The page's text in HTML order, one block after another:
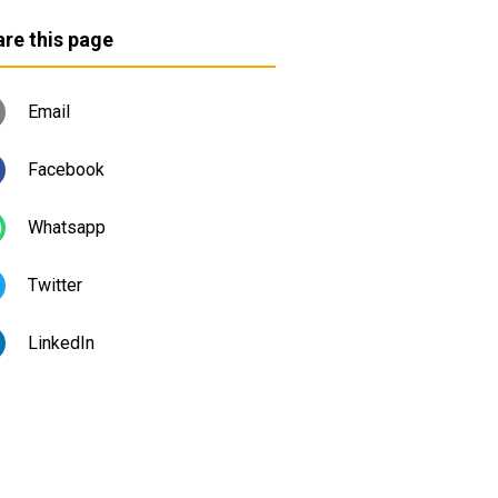
this page
Email
Facebook
Whatsapp
Twitter
LinkedIn